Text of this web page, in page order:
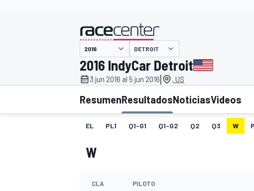
INDYCAR
presentado por
DETROIT
2016 IndyCar Detroit
3 jun 2016 al 5 jun 2016| , US
ResumenResultadosNoticiasVideos
EL PL1 Q1-G1 Q1-G2 Q2 Q3 W
W
CLA PILOTO